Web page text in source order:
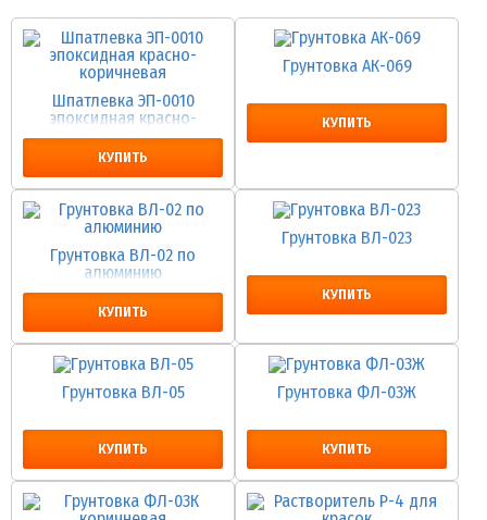
Шпатлевка ЭП-0010
эпоксидная красно-
коричневая
КУПИТЬ
Грунтовка АК-069
КУПИТЬ
Грунтовка ВЛ-02 по
алюминию
КУПИТЬ
Грунтовка ВЛ-023
КУПИТЬ
Грунтовка ВЛ-05
КУПИТЬ
Грунтовка ФЛ-03Ж
КУПИТЬ